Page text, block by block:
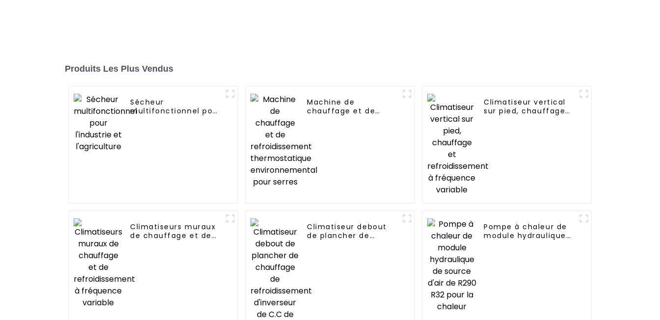
Produits Les Plus Vendus
Sécheur
multifonctionnel pour
Machine de
chauffage et de
serres
Climatiseur vertical
sur pied, chauffage
Climatiseurs muraux
de chauffage et de
Climatiseur debout
de plancher de
Pompe à chaleur de
module hydraulique